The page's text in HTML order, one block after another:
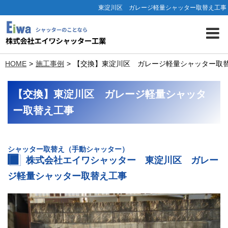
東淀川区 ガレージ軽量シャッター取替え工事
HOME 施工事例 【交換】東淀川区 ガレージ軽量シャッター取
【交換】東淀川区 ガレージ軽量シャッタ
ー取替え工事
シャッター取替え（手動シャッター）
株式会社エイワシャッター 東淀川区 ガレー
ジ軽量シャッター取替え工事